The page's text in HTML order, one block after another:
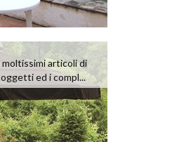
articoli di
ed i compl...